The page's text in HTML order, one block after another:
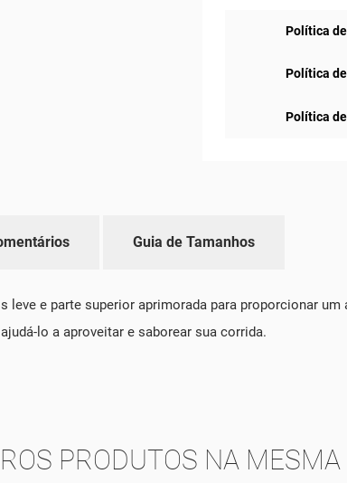
Política
Política
Política
Guia de Tamanhos
e parte superior aprimorada para proporcionar
lo a aproveitar e saborear sua corrida.
PRODUTOS NA MESMA